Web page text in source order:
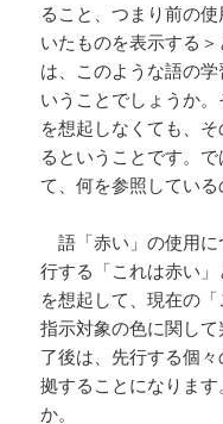
ること、つまり前の
いたものを表示する
は、このような語の
いうことでしょうか
を想起しなくても、
るということです。
て、何を参照している
語「赤い」の使用に
行する「これは赤い
を想起して、現在の
指示対象の色に関し
了後は、先行する個
拠することになりま
か。